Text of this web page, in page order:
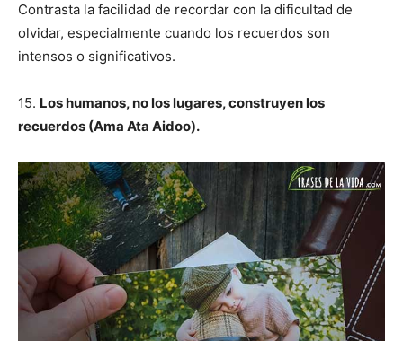
Contrasta la facilidad de recordar con la dificultad de
olvidar, especialmente cuando los recuerdos son
intensos o significativos.
15. Los humanos, no los lugares, construyen los
recuerdos (Ama Ata Aidoo).